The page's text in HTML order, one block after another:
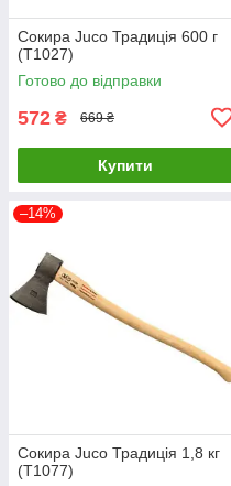
Сокира Juco Традиція 600 г
(T1027)
Готово до відправки
572 ₴ 669 ₴
Купити
–14%
Сокира Juco Традиція 1,8 кг
(T1077)